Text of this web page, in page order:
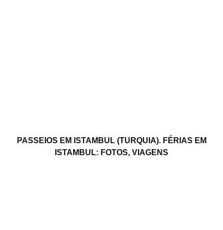
PASSEIOS EM ISTAMBUL (TURQUIA). FÉRIAS EM
ISTAMBUL: FOTOS, VIAGENS